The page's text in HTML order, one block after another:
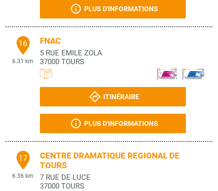
PLUS D'INFORMATIONS
16
6.31 km
FNAC
5 RUE EMILE ZOLA
37000 TOURS
ITINÉRAIRE
PLUS D'INFORMATIONS
17
6.36 km
CENTRE DRAMATIQUE REGIONAL DE
TOURS
7 RUE DE LUCE
37000 TOURS